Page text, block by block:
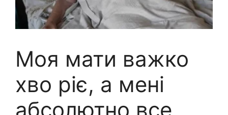
Моя мати важко
хво ріє, а мені
абсолютно все